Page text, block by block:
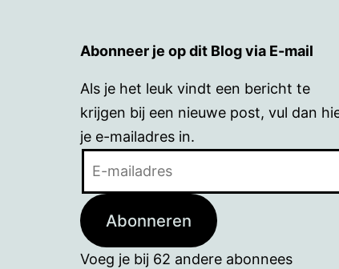
Abonneer je op dit Blog via E-mail
Als je het leuk vindt een bericht te
krijgen bij een nieuwe post, vul dan
je e-mailadres in.
Abonneren
Voeg je bij 62 andere abonnees